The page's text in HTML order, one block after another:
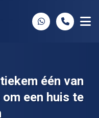
één van
een huis te